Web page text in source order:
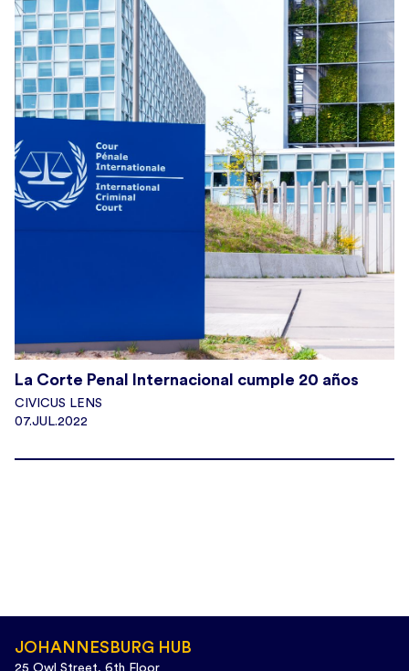
La Corte Penal Internacional cumple 20 años
CIVICUS LENS
07.JUL.2022
JOHANNESBURG HUB
25 Owl Street, 6th Floor